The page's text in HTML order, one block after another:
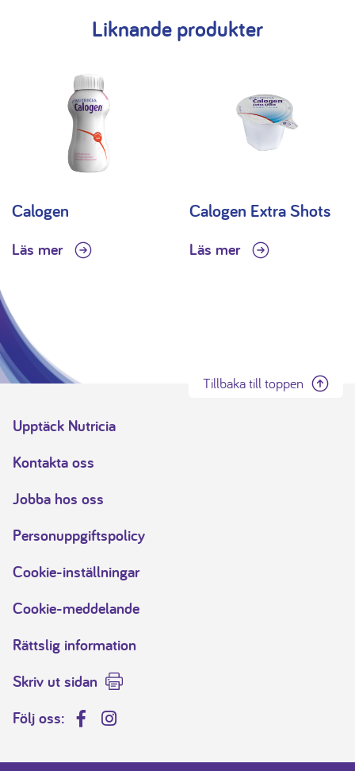
Liknande produkter
Calogen
Läs mer
Calogen Extra Shots
Läs mer
Tillbaka till toppen
Upptäck Nutricia
Kontakta oss
Jobba hos oss
Personuppgiftspolicy
Cookie-inställningar
Cookie-meddelande
Rättslig information
Skriv ut sidan
Följ oss:
FacebookInstagram